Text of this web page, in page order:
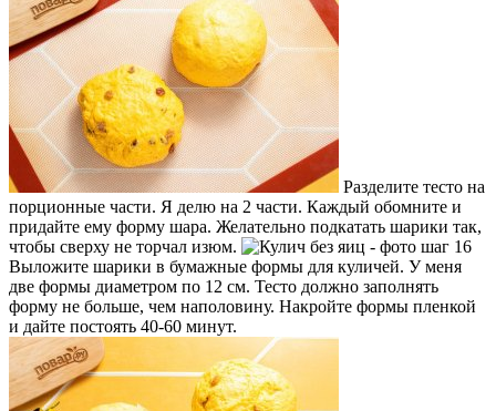
Разделите тесто на
порционные части. Я делю на 2 части. Каждый обомните и
придайте ему форму шара. Желательно подкатать шарики так,
чтобы сверху не торчал изюм.
Выложите шарики в бумажные формы для куличей. У меня
две формы диаметром по 12 см. Тесто должно заполнять
форму не больше, чем наполовину. Накройте формы пленкой
и дайте постоять 40-60 минут.